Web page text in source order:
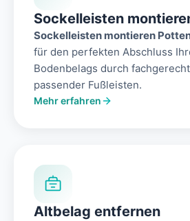
Sockelleisten
Sockelleisten montieren
für den perfekten Abschluss
Bodenbelags durch
passender Fußleisten.
Mehr erfahren
Altbelag entfernen